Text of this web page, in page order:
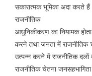
सकारात्मक भूमिका अदा करते हैं।
राजनीतिक
आधुनिकीकरण का नियामक
करने तथा जनता में राजनीतिक
उत्पन्न करने में राजनीतिक दलों
राजनीतिक चेतना